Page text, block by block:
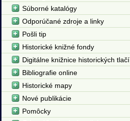
Súborné katalógy
Odporúčané zdroje a linky
Pošli tip
Historické knižné fondy
Digitálne knižnice historických tlačí
Bibliografie online
Historické mapy
Nové publikácie
Pomôcky